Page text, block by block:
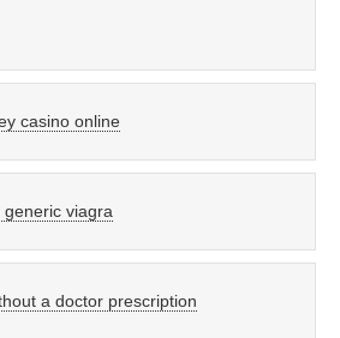
casino online
viagra
a doctor prescription